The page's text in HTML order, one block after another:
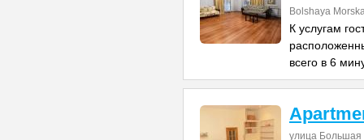
Bolshaya
К услугам
всего в 6
улица Большая